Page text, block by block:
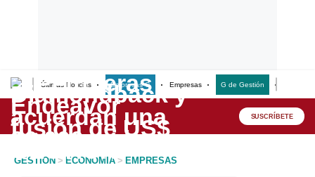
Últimas Noticias Empresas G Empresas G de Gestión
Lo último
Peru Quiosco SUSCRÍBETE
GESTION > ECONOMIA > EMPRESAS